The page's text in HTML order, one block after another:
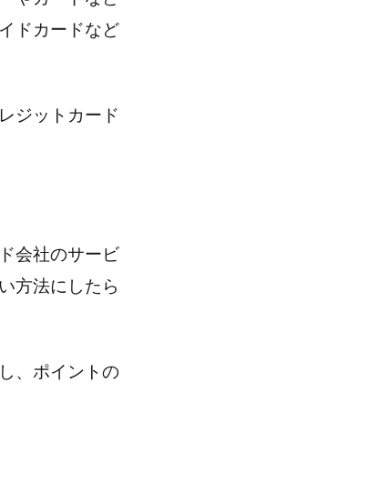
ドカードなど
ジットカード
会社のサービ
方法にしたら
、ポイントの